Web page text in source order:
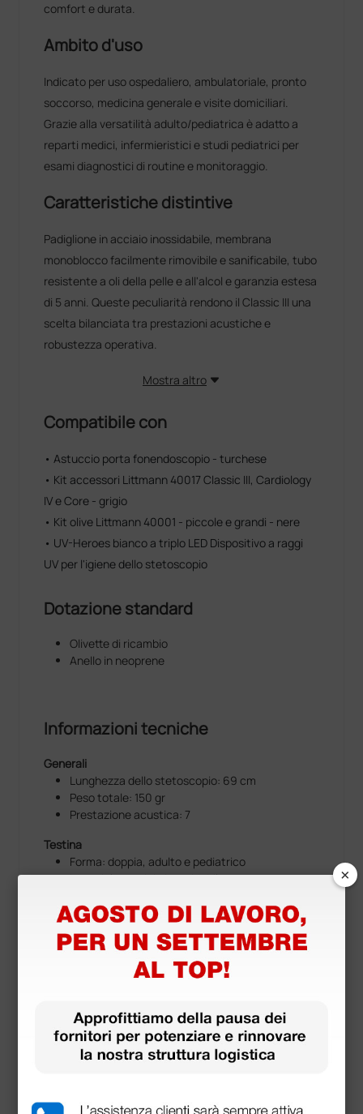
comfort e durata.
Ambito d'uso
Indicato per uso ospedaliero, ambulatoriale, pronto
soccorso, medicina generale e visite domiciliari.
Grazie alla versatilità adulto/pediatrica è adatto a
reparti medici, infermieristici e studi pediatrici per
esami diagnostici di routine e monitoraggio.
Caratteristiche distintive
Padiglione in acciaio inossidabile, membrana
monoblocco facilmente rimovibile e sanificabile, tubo
resistente a oli della pelle e all'alcol e garanzia estesa
di 5 anni. Queste peculiarità rendono il Classic III una
scelta bilanciata tra prestazioni acustiche e
robustezza operativa.
Mostra altro
Compatibile con
• Astuccio porta fonendoscopio - turchese
• Kit accessori Littmann 40017 Classic III, Cardiology
IV e Core - grigio
• Kit olive Littmann 40001 - piccole e grandi - nere
• UV-Heroes bianco a triplo LED Dispositivo a raggi
UV per l'igiene dello stetoscopio
Dotazione standard
Olivette di ricambio
Anello in neoprene
Informazioni tecniche
Generali
Lunghezza dello stetoscopio: 69 cm
Peso totale: 150 gr
Prestazione acustica: 7
Testina
Forma: doppia, adulto e pediatrico
Materiale: acciaio inossidabile
Dimensioni diaframma: adulto 4.3 cm, pediatrico
3.3 cm
Forma: singolo (canale acustico unico all’interno
Materiale: senza lattice di gomma naturale o
ftalati plastificanti
Biauricolare
×